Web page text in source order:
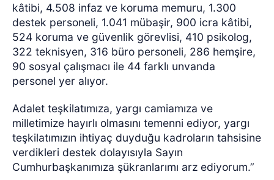
kâtibi, 4.508 infaz ve koruma memuru, 1.300
destek personeli, 1.041 mübaşir, 900 icra kâtibi,
524 koruma ve güvenlik görevlisi, 410 psikolog,
322 teknisyen, 316 büro personeli, 286 hemşire,
90 sosyal çalışmacı ile 44 farklı unvanda
personel yer alıyor.
Adalet teşkilatımıza, yargı camiamıza ve
milletimize hayırlı olmasını temenni ediyor, yargı
teşkilatımızın ihtiyaç duyduğu kadroların tahsisine
verdikleri destek dolayısıyla Sayın
Cumhurbaşkanımıza şükranlarımı arz ediyorum.”